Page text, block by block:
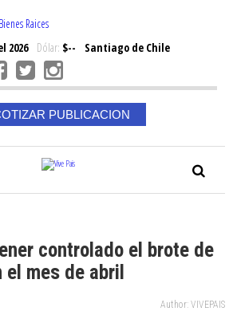
Bienes Raices
2026Dólar: $--
Santiago de Chile
PUBLICACION
controlado el brote de
mes de abril
Author: VIVEPAIS